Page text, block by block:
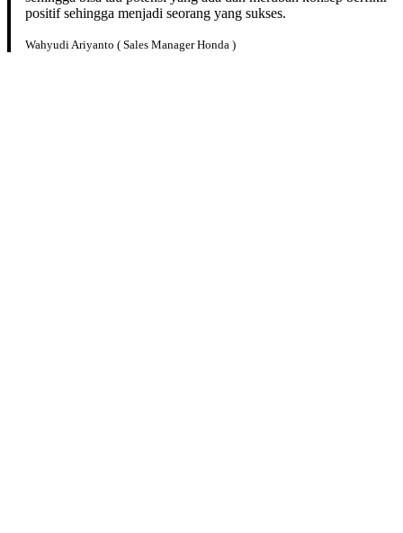
positif sehingga menjadi seorang yang sukses.
Wahyudi Ariyanto ( Sales Manager Honda )